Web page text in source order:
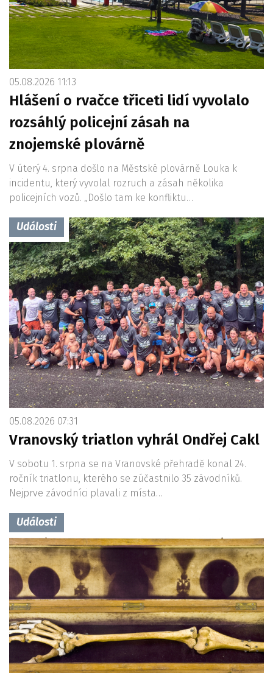
05.08.2026 11:13
Hlášení o rvačce třiceti lidí vyvolalo
rozsáhlý policejní zásah na
znojemské plovárně
V úterý 4. srpna došlo na Městské plovárně Louka k
incidentu, který vyvolal rozruch a zásah několika
policejních vozů. „Došlo tam ke konfliktu…
Události
05.08.2026 07:31
Vranovský triatlon vyhrál Ondřej Cakl
V sobotu 1. srpna se na Vranovské přehradě konal 24.
ročník triatlonu, kterého se zúčastnilo 35 závodníků.
Nejprve závodníci plavali z místa…
Události